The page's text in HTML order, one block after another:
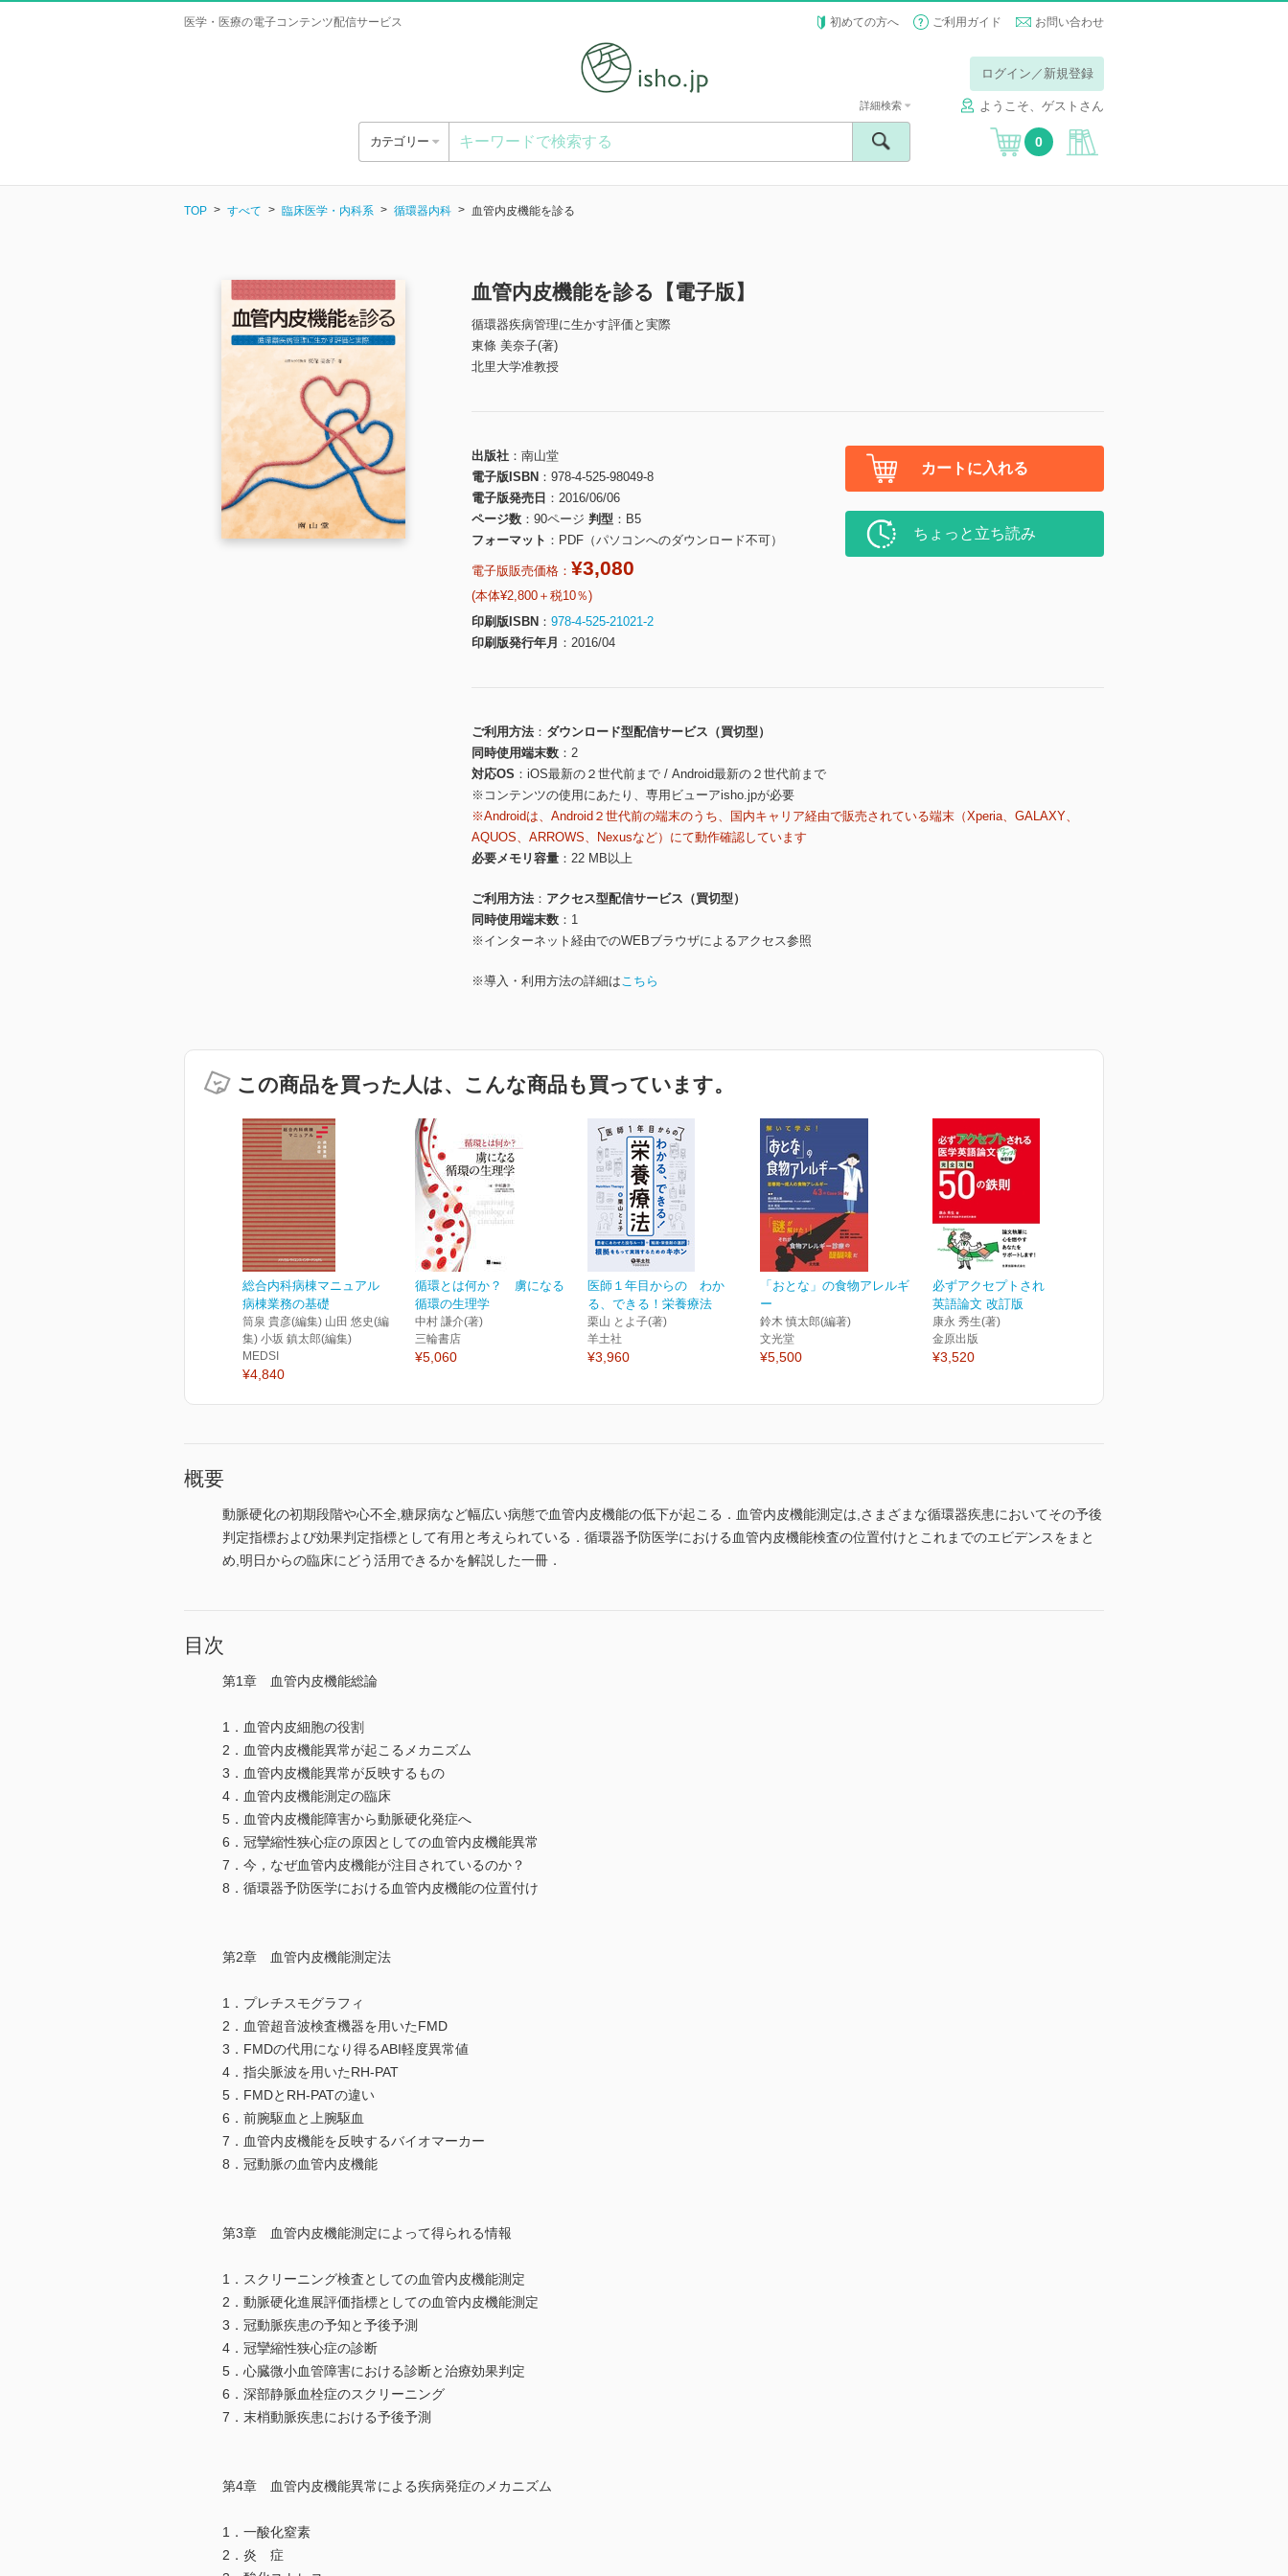
医学・医療の電子コンテンツ配信サービス 初めての方へ ご利用ガイド お問い合わせ
ログイン／新規登録
ようこそ、ゲストさん
カテゴリー
詳細検索
0
TOP すべて 臨床医学・内科系 循環器内科 血管内皮機能を診る
血管内皮機能を診る【電子版】
循環器疾病管理に生かす評価と実際
東條 美奈子(著)
北里大学准教授
出版社
南山堂
電子版ISBN
978-4-525-98049-8
電子版発売日
2016/06/06
ページ数
90ページ 判型
B5
フォーマット
PDF（パソコンへのダウンロード不可）
電子版販売価格： ¥3,080
(本体¥2,800＋税10％)
印刷版ISBN
978-4-525-21021-2
印刷版発行年月
2016/04
カートに入れる
ちょっと立ち読み
ご利用方法
ダウンロード型配信サービス（買切型）
同時使用端末数
2
対応OS
iOS最新の２世代前まで / Android最新の２世代前まで
※コンテンツの使用にあたり、専用ビューアisho.jpが必要
※Androidは、Android２世代前の端末のうち、国内キャリア経由で販売されている端末（Xperia、GALAXY、
AQUOS、ARROWS、Nexusなど）にて動作確認しています
必要メモリ容量
22 MB以上
ご利用方法
アクセス型配信サービス（買切型）
同時使用端末数
1
※インターネット経由でのWEBブラウザによるアクセス参照
※導入・利用方法の詳細はこちら
この商品を買った人は、こんな商品も買っています。
総合内科病棟マニュアル
病棟業務の基礎
筒泉 貴彦(編集) 山田 悠史(編
集) 小坂 鎮太郎(編集)
MEDSI
¥4,840
循環とは何か？ 虜になる
循環の生理学
中村 謙介(著)
三輪書店
¥5,060
医師１年目からの わか
る、できる！栄養療法
栗山 とよ子(著)
羊土社
¥3,960
「おとな」の食物アレルギ
ー
鈴木 慎太郎(編著)
文光堂
¥5,500
必ずアクセプトされる医学
英語論文 改訂版
康永 秀生(著)
金原出版
¥3,520
概要
動脈硬化の初期段階や心不全,糖尿病など幅広い病態で血管内皮機能の低下が起こる．血管内皮機能測定は,さまざまな循環器疾患においてその予後
判定指標および効果判定指標として有用と考えられている．循環器予防医学における血管内皮機能検査の位置付けとこれまでのエビデンスをまと
め,明日からの臨床にどう活用できるかを解説した一冊．
目次
第1章 血管内皮機能総論
1．血管内皮細胞の役割
2．血管内皮機能異常が起こるメカニズム
3．血管内皮機能異常が反映するもの
4．血管内皮機能測定の臨床
5．血管内皮機能障害から動脈硬化発症へ
6．冠攣縮性狭心症の原因としての血管内皮機能異常
7．今，なぜ血管内皮機能が注目されているのか？
8．循環器予防医学における血管内皮機能の位置付け
第2章 血管内皮機能測定法
1．プレチスモグラフィ
2．血管超音波検査機器を用いたFMD
3．FMDの代用になり得るABI軽度異常値
4．指尖脈波を用いたRH-PAT
5．FMDとRH-PATの違い
6．前腕駆血と上腕駆血
7．血管内皮機能を反映するバイオマーカー
8．冠動脈の血管内皮機能
第3章 血管内皮機能測定によって得られる情報
1．スクリーニング検査としての血管内皮機能測定
2．動脈硬化進展評価指標としての血管内皮機能測定
3．冠動脈疾患の予知と予後予測
4．冠攣縮性狭心症の診断
5．心臓微小血管障害における診断と治療効果判定
6．深部静脈血栓症のスクリーニング
7．末梢動脈疾患における予後予測
第4章 血管内皮機能異常による疾病発症のメカニズム
1．一酸化窒素
2．炎 症